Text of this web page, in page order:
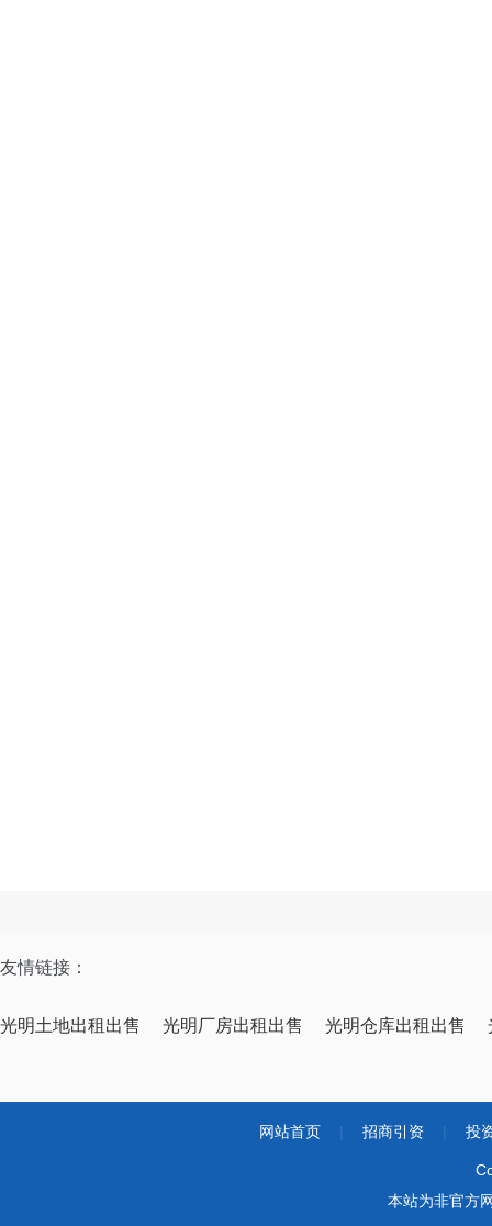
友情链接：
光明土地出租出售 光明厂房出租出售 光明仓库出租出售
网站首页 招商引资 投
本站为非官方